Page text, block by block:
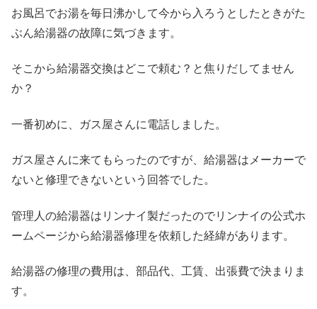
お風呂でお湯を毎日沸かして今から入ろうとしたときがた
ぶん給湯器の故障に気づきます。
そこから給湯器交換はどこで頼む？と焦りだしてません
か？
一番初めに、ガス屋さんに電話しました。
ガス屋さんに来てもらったのですが、給湯器はメーカーで
ないと修理できないという回答でした。
管理人の給湯器はリンナイ製だったのでリンナイの公式ホ
ームページから給湯器修理を依頼した経緯があります。
給湯器の修理の費用は、部品代、工賃、出張費で決まりま
す。